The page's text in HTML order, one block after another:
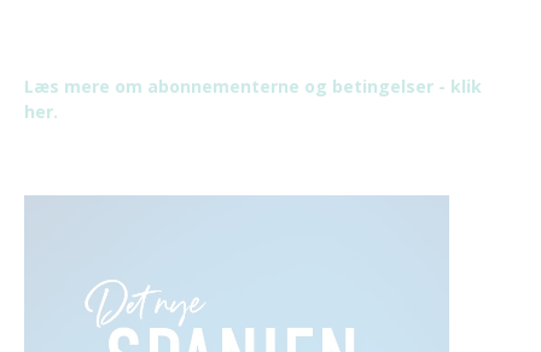
Læs mere om abonnementerne og betingelser - klik
her.